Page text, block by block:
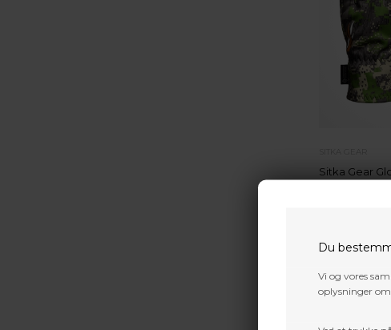
Du
Vi og vores
oplysninger
Sitka Gear
Cover